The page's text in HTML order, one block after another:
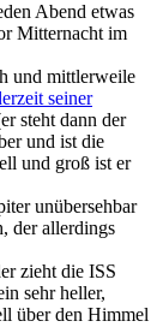
Abend etwas
Mitternacht im
und mittlerweile
seiner
steht dann der
und ist die
und groß ist er
unübersehbar
der allerdings
zieht die ISS
sehr heller,
über den Himmel